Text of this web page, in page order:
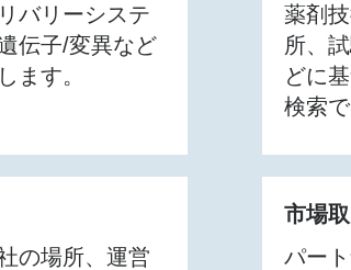
バリーシステ
伝子/変異など
ます。
薬剤
所、
どに
検索で
の場所、運営
市場
パー